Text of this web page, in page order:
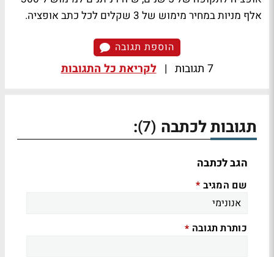
אלף מניות במחיר מימוש של 3 שקלים לכל כתב אופציה.
הוספת תגובה
7 תגובות | לקריאת כל התגובות
תגובות לכתבה (7)
:
הגב לכתבה
שם המגיב *
כותרת תגובה *